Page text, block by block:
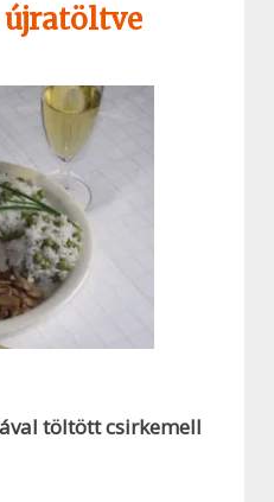
újratöltve
töltött csirkemell